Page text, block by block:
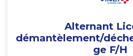
Alternant
démantèlement/
ge F/H